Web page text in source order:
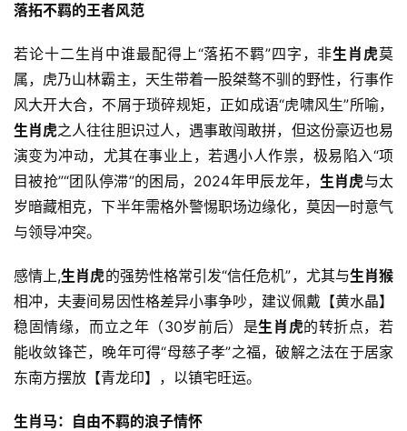
落拓不羁的王者风范
若论十二生肖中谁最配得上“落拓不羁”四字，非生肖虎莫
属，虎乃山林霸主，天生带着一股桀骜不驯的野性，行事作
风大开大合，不屑于琐碎规矩，正如成语“虎啸风生”所喻，
生肖虎之人往往胆识过人，遇事敢闯敢拼，但这份豪迈也易
演变为冲动，尤其在事业上，若遇小人作祟，极易陷入“项
目被抢”“团队停滞”的困局，2024年甲辰龙年， 生肖虎与太
岁暗藏相克，下半年需格外警惕职场边缘化，莫因一时意气
与领导冲突。
感情上,生肖虎的强势性格常引发“信任危机”，尤其与生肖猴
相冲，夫妻间易因性格差异小事争吵，建议佩戴【黄水晶】
稳固情缘，而立之年（30岁前后）是生肖虎的转折点，若
能收敛锋芒，晚年可得“母慈子孝”之福，破解之法在于居家
东南方摆放【青龙印】，以镇宅旺运。
生肖马：自由不羁的浪子情怀